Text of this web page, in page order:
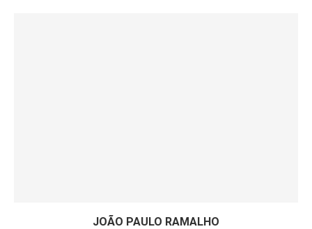
JOÃO PAULO RAMALHO